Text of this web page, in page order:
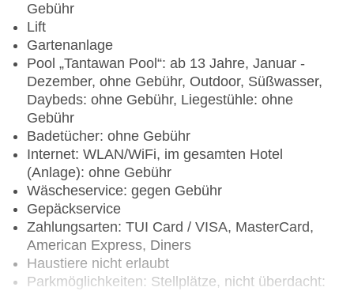
Gebühr
Lift
Gartenanlage
Pool „Tantawan Pool“: ab 13 Jahre, Januar -
Dezember, ohne Gebühr, Outdoor, Süßwasser,
Daybeds: ohne Gebühr, Liegestühle: ohne
Gebühr
Badetücher: ohne Gebühr
Internet: WLAN/WiFi, im gesamten Hotel
(Anlage): ohne Gebühr
Wäscheservice: gegen Gebühr
Gepäckservice
Zahlungsarten: TUI Card / VISA, MasterCard,
American Express, Diners
Haustiere nicht erlaubt
Parkmöglichkeiten: Stellplätze, nicht überdacht: